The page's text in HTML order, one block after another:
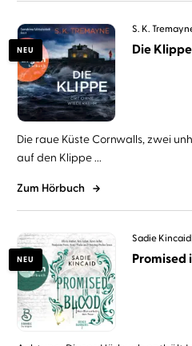
NEU
S. K.
Die
Die raue Küste Cornwalls, zwei
auf den Klippe ...
Zum Hörbuch
NEU
Sadie Kincaid
Promised